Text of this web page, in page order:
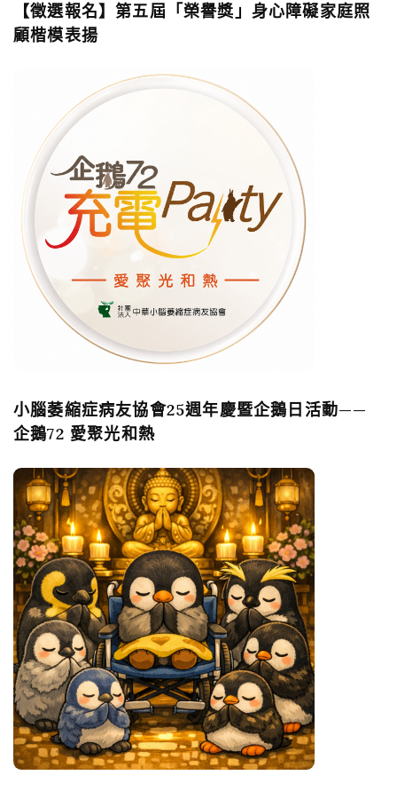
【徵選報名】第五屆「榮譽獎」身心障礙家庭照
顧楷模表揚
小腦萎縮症病友協會25週年慶暨企鵝日活動——
企鵝72 愛聚光和熱